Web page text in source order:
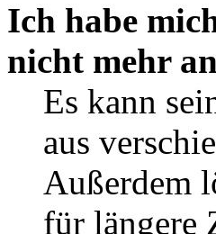
Ich habe
nicht mehr
Es kann
aus
Außerdem
für längere